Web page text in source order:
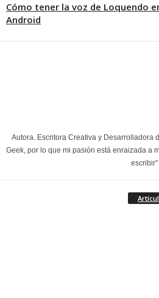
Cómo tener la voz de Loquendo
Android
Autora. Escritora Creativa y Desarrolladora
Geek, por lo que mi pasión está enraizada a